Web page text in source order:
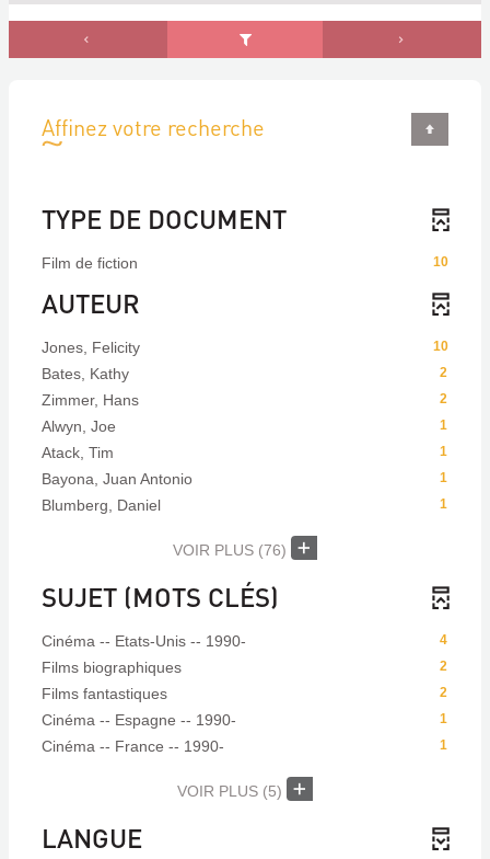
Affinez votre recherche
TYPE DE DOCUMENT
10
Film de fiction
AUTEUR
10
Jones, Felicity
2
Bates, Kathy
2
Zimmer, Hans
1
Alwyn, Joe
1
Atack, Tim
1
Bayona, Juan Antonio
1
Blumberg, Daniel
VOIR PLUS (76)
SUJET (MOTS CLÉS)
4
Cinéma -- Etats-Unis -- 1990-
2
Films biographiques
2
Films fantastiques
1
Cinéma -- Espagne -- 1990-
1
Cinéma -- France -- 1990-
VOIR PLUS (5)
LANGUE